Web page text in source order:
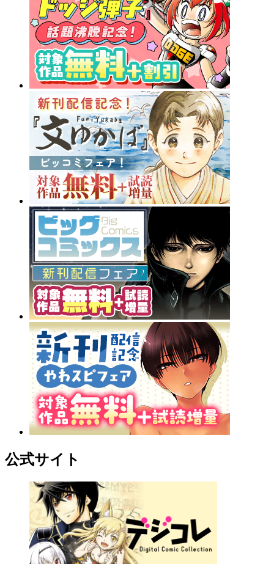
公式サイト